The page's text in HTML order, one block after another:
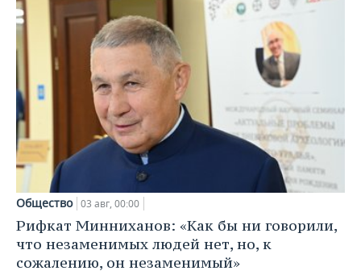
Общество 03 авг, 00:00
Рифкат Минниханов: «Как бы ни говорили,
что незаменимых людей нет, но, к
сожалению, он незаменимый»